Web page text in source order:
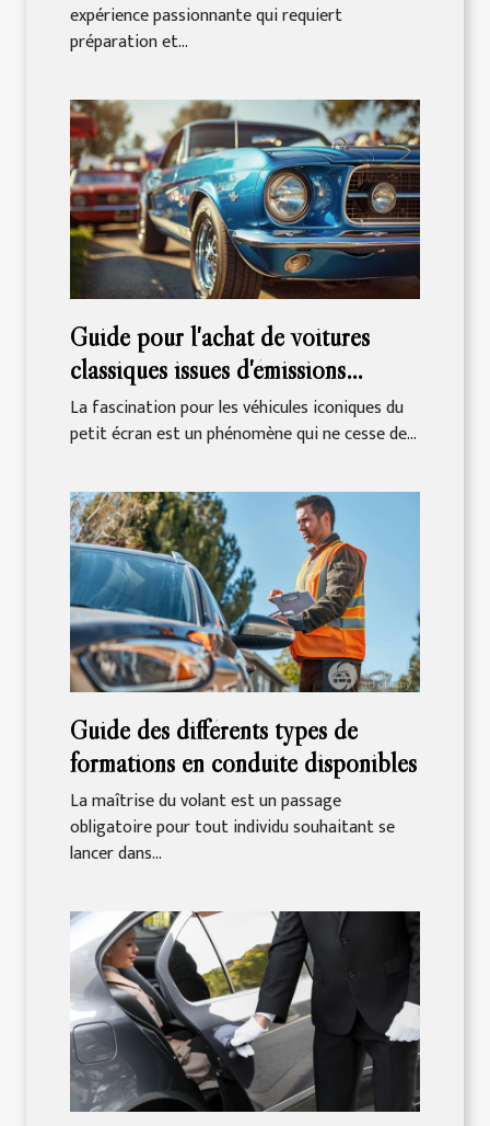
expérience passionnante qui requiert
préparation et...
Guide pour l'achat de voitures
classiques issues d'émissions
télévisées
La fascination pour les véhicules iconiques du
petit écran est un phénomène qui ne cesse de...
Guide des différents types de
formations en conduite disponibles
La maîtrise du volant est un passage
obligatoire pour tout individu souhaitant se
lancer dans...